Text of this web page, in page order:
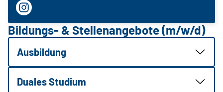
Bildungs- & Stellenangebote (m/w/d)
Ausbildung
Duales Studium